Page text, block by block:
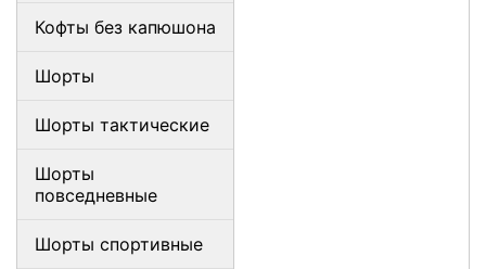
Кофты без капюшона
Шорты
Шорты тактические
Шорты
повседневные
Шорты спортивные